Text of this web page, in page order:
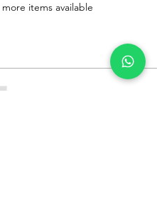
more items available